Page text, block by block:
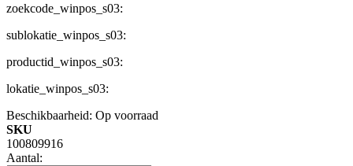
zoekcode_winpos_s03:
sublokatie_winpos_s03:
productid_winpos_s03:
lokatie_winpos_s03:
Beschikbaarheid: Op voorraad
SKU
100809916
Aantal: